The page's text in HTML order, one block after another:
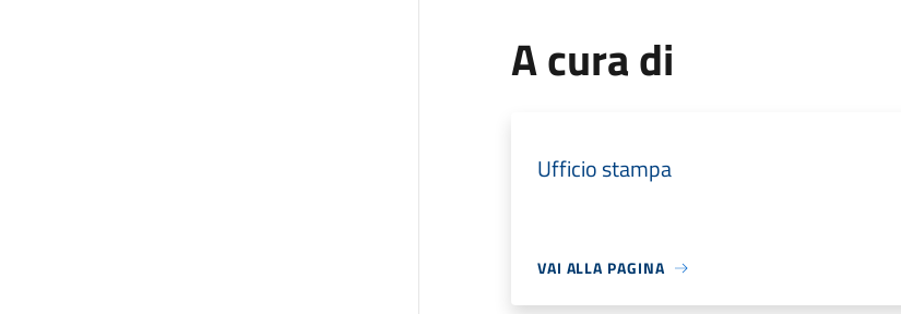
A cura di
Ufficio stampa
VAI ALLA PAGINA